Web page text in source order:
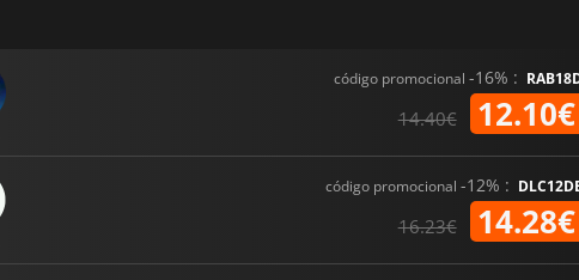
código promocional -16% :
14.40€ 12.10€
código promocional -12% :
16.23€ 14.28€